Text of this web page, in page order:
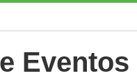
Eventos